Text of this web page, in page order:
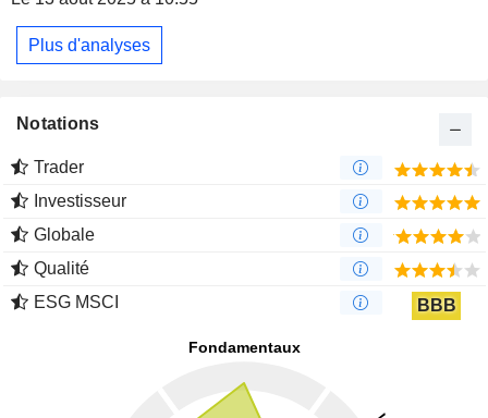
Plus d'analyses
Notations
Trader
Investisseur
Globale
Qualité
ESG MSCI
BBB